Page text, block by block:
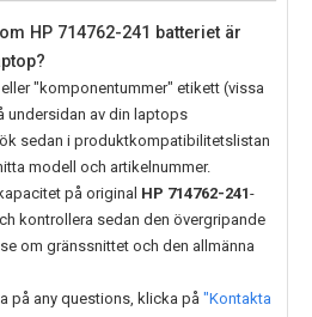
HP 714762-241 batteriet är
"komponentummer" etikett (vissa
undersidan av din laptops
sedan i produktkompatibilitetslistan
modell och artikelnummer.
på original HP 714762-241-
kontrollera sedan den övergripande
om gränssnittet och den allmänna
på any questions, klicka på "Kontakta